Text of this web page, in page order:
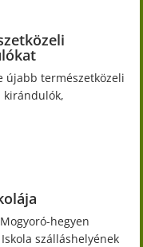
újabb természetközeli
kirándulók,
hegyen
szálláshelyének